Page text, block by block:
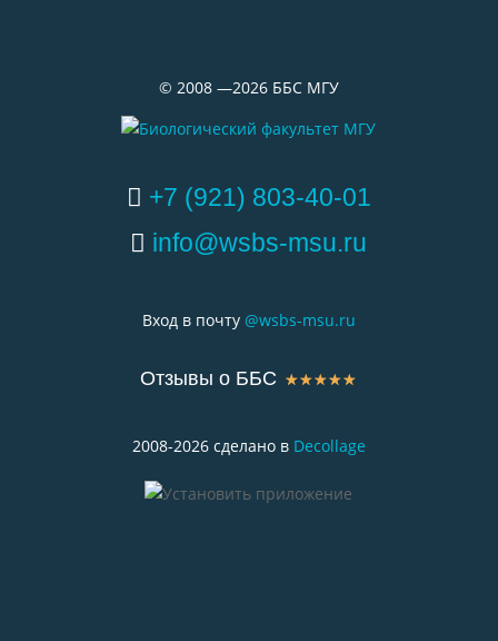
© 2008 —2026 ББС МГУ
+7 (921) 803-40-01
info@wsbs-msu.ru
Вход в почту @wsbs-msu.ru
Отзывы о ББС ☆☆☆☆☆
2008-2026 сделано в Decollage